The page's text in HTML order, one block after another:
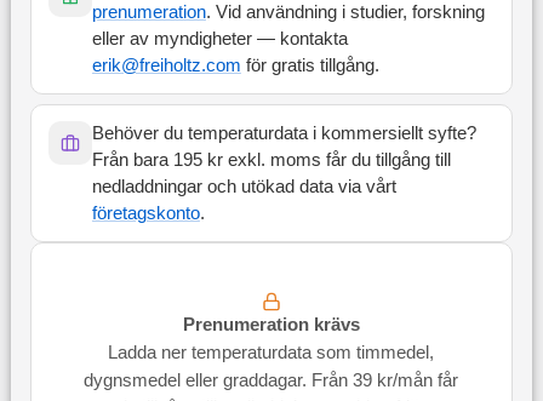
prenumeration. Vid användning i studier, forskning
eller av myndigheter — kontakta
erik@freiholtz.com för gratis tillgång.
Behöver du temperaturdata i kommersiellt syfte?
Från bara 195 kr exkl. moms får du tillgång till
nedladdningar och utökad data via vårt
företagskonto.
Prenumeration krävs
Ladda ner temperaturdata som timmedel,
dygnsmedel eller graddagar. Från 39 kr/mån får